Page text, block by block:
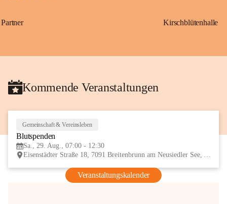
Partner Kirschblütenhalle
Kommende Veranstaltungen
Gemeinschaft & Vereinsleben
Blutspenden
Sa., 29. Aug., 07:00 - 12:30
Eisenstädter Straße 18, 7091 Breitenbrunn am Neusiedler See, AUT
Veranstaltungskalender